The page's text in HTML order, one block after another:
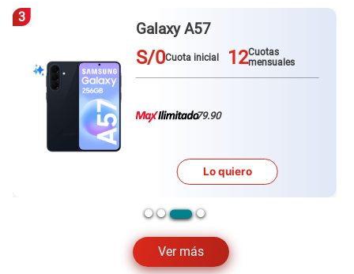
Ver más
3
Galaxy A57
S/0Cuota inicial 12Cuotas
mensuales
79.90
Lo quiero